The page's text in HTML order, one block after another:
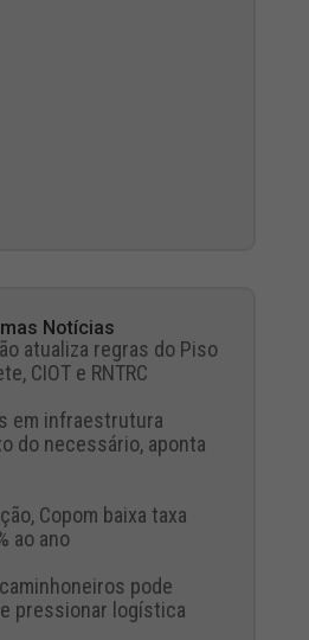
Notícias
atualiza regras do Piso
CIOT e RNTRC
em infraestrutura
do necessário, aponta
Copom baixa taxa
ao ano
pode
pressionar logística